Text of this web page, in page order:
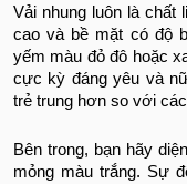
Vải nhung luôn là chất
cao và bề mặt có độ
yếm màu đỏ đô hoặc
cực kỳ đáng yêu và
trẻ trung hơn so với
Bên trong, bạn hãy
mỏng màu trắng. Sự